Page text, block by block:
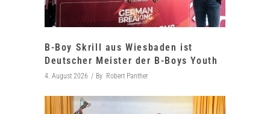
B-Boy Skrill aus Wiesbaden ist
Deutscher Meister der B-Boys Youth
4. August 2026 By Robert Panther